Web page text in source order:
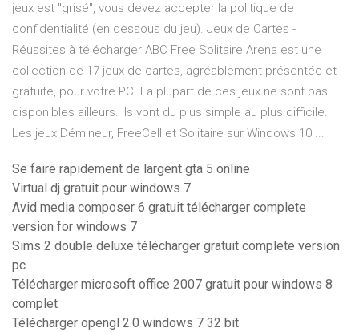
jeux est "grisé", vous devez accepter la politique de
confidentialité (en dessous du jeu). Jeux de Cartes -
Réussites à télécharger ABC Free Solitaire Arena est une
collection de 17 jeux de cartes, agréablement présentée et
gratuite, pour votre PC. La plupart de ces jeux ne sont pas
disponibles ailleurs. Ils vont du plus simple au plus difficile.
Les jeux Démineur, FreeCell et Solitaire sur Windows 10 ...
Se faire rapidement de largent gta 5 online
Virtual dj gratuit pour windows 7
Avid media composer 6 gratuit télécharger complete
version for windows 7
Sims 2 double deluxe télécharger gratuit complete version
pc
Télécharger microsoft office 2007 gratuit pour windows 8
complet
Télécharger opengl 2.0 windows 7 32 bit